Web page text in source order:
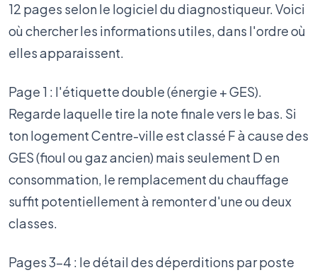
12 pages selon le logiciel du diagnostiqueur. Voici
où chercher les informations utiles, dans l'ordre où
elles apparaissent.
Page 1 : l'étiquette double (énergie + GES).
Regarde laquelle tire la note finale vers le bas. Si
ton logement Centre-ville est classé F à cause des
GES (fioul ou gaz ancien) mais seulement D en
consommation, le remplacement du chauffage
suffit potentiellement à remonter d'une ou deux
classes.
Pages 3-4 : le détail des déperditions par poste